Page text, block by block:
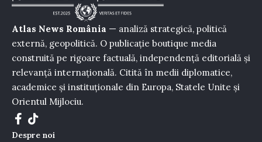
Atlas News România — analiză strategică, politică
externă, geopolitică. O publicație boutique media
construită pe rigoare factuală, independență editorială și
relevanță internațională. Citită în medii diplomatice,
academice și instituționale din Europa, Statele Unite și
Orientul Mijlociu.
Despre noi